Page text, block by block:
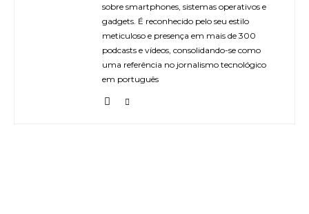
sobre smartphones, sistemas operativos e
gadgets. É reconhecido pelo seu estilo
meticuloso e presença em mais de 300
podcasts e vídeos, consolidando-se como
uma referência no jornalismo tecnológico
em português